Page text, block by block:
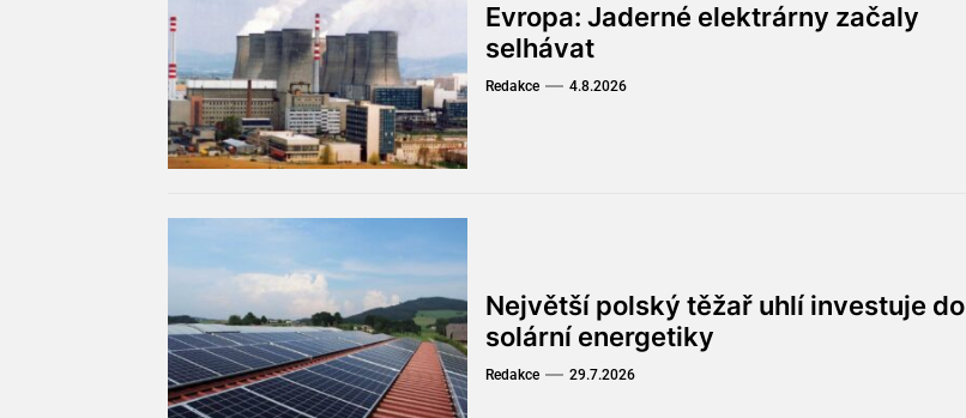
Evropa: Jaderné elektrárny začaly
selhávat
Redakce 4.8.2026
Největší polský těžař uhlí investuje do
solární energetiky
Redakce 29.7.2026